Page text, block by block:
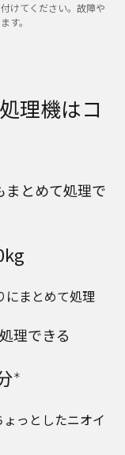
けてください。故障や
す。
理機はコ
まとめて処理で
にまとめて処理
理できる
＊
っとしたニオイ